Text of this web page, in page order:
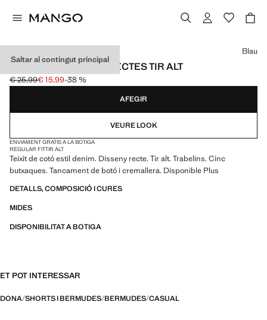
Saltar al contingut principal
BERMUDES TEXANS RECTES TIR ALT
Preu inicial ratllat [€ 25,99 ]
€ 25,99
Preu actual [€ 15,99 ]
€ 15,99-38 %
Selecciona un color
Blau
AFEGIR
VEURE LOOK
ENVIAMENT GRATIS A LA BOTIGA
REGULAR FITTIR ALT
Teixit de cotó estil denim. Disseny recte. Tir alt. Trabelins. Cinc
butxaques. Tancament de botó i cremallera. Disponible Plus
DETALLS, COMPOSICIÓ I CURES
MIDES
DISPONIBILITAT A BOTIGA
ET POT INTERESSAR
DONA SHORTS I BERMUDES BERMUDES CASUAL